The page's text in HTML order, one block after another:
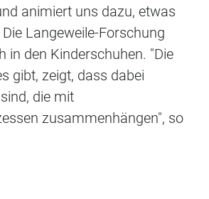
animiert uns dazu, etwas
Langeweile-Forschung
in den Kinderschuhen. "Die
gibt, zeigt, dass dabei
die mit
zusammenhängen", so